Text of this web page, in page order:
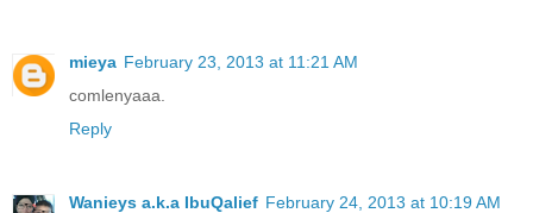
mieya February 23, 2013 at 11:21 AM
comlenyaaa.
Reply
Wanieys a.k.a IbuQalief February 24, 2013 at 10:19 AM